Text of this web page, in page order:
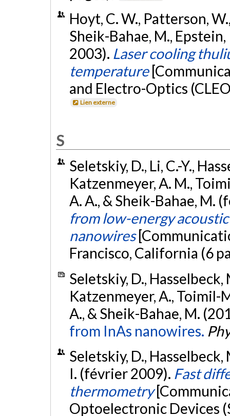
Hoyt, C. W., Patterson,
Sheik-Bahae, M.,
2003). Laser cooling
temperature
and Electro-Optics
Lien externe
S
Seletskiy, D., Li, C.-Y.,
Katzenmeyer, A. M.,
A. A., & Sheik-Bahae, M.
from low-energy
nanowires
Francisco, California (6
Seletskiy, D., Hasselbeck,
Katzenmeyer, A., Toimil-
A., & Sheik-Bahae, M.
from InAs nanowires.
Seletskiy, D., Hasselbeck,
I. (février 2009). Fast
thermometry
Optoelectronic Devices